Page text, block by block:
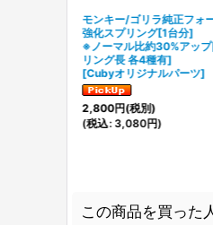
モンキー/ゴリラ純正フォ
強化スプリング[1台分]
※ノーマル比約30%アッ
リング長 各4種有]
[Cubyオリジナルパーツ]
2,800円(税別)
(税込: 3,080円)
この商品を買った